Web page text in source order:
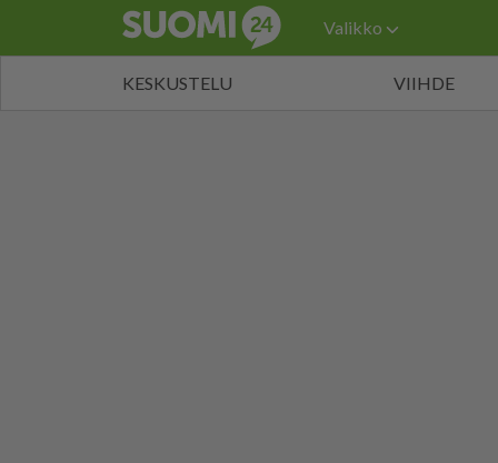
Valikko
KESKUSTELU VIIHDE